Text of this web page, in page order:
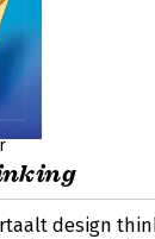
design